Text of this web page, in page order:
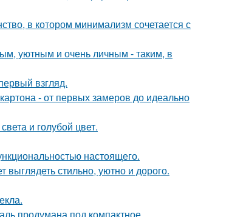
в котором минимализм сочетается с
уютным и очень личным - таким, в
взгляд.
- от первых замеров до идеально
и голубой цвет.
настоящего.
стильно, уютно и дорого.